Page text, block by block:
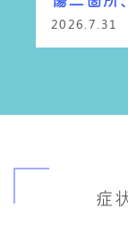
2026.7.31
症